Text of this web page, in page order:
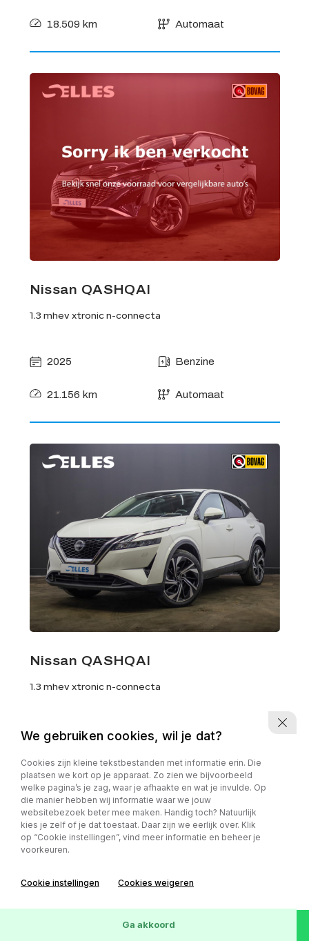
18.509 km Automaat
Nissan QASHQAI
1.3 mhev xtronic n-connecta
2025 Benzine
21.156 km Automaat
Nissan QASHQAI
1.3 mhev xtronic n-connecta
2024 Benzine
50.584 km Automaat
We gebruiken cookies, wil je dat?
Cookies zijn kleine tekstbestanden met informatie erin. Die
plaatsen we kort op je apparaat. Zo zien we bijvoorbeeld
welke pagina’s je zag, waar je afhaakte en wat je invulde. Op
die manier hebben wij informatie waar we jouw
websitebezoek beter mee maken. Handig toch? Natuurlijk
kies je zelf of je dat toestaat. Daar zijn we eerlijk over. Klik
op “Cookie instellingen”, vind meer informatie en beheer je
voorkeuren.
Cookie instellingen Cookies weigeren
Ga akkoord